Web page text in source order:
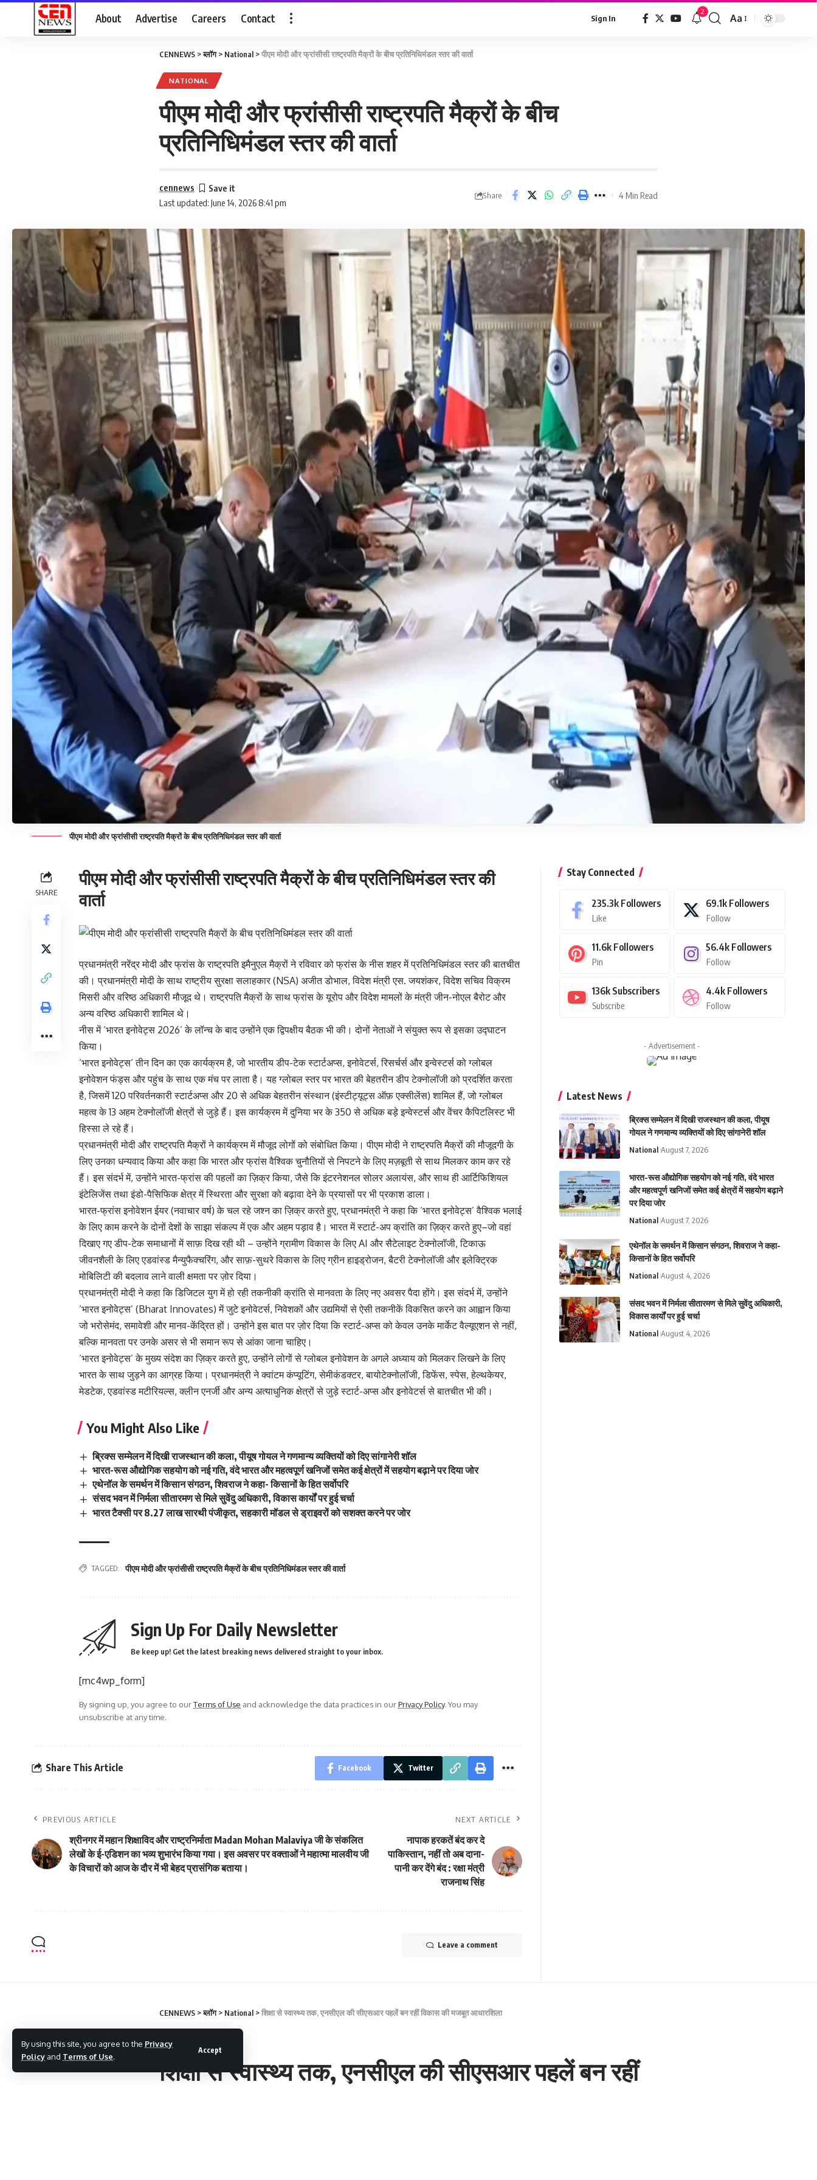
By using this site, you agree to the Privacy
Policy and Terms of Use.
Accept
About Advertise Careers Contact Sign In
2
Aa
CENNEWS >ब्लॉग> National >पीएम मोदी और फ्रांसीसी राष्ट्रपति मैक्रों के बीच प्रतिनिधिमंडल स्तर की वार्ता
NATIONAL
पीएम मोदी और फ्रांसीसी राष्ट्रपति मैक्रों के बीच
प्रतिनिधिमंडल स्तर की वार्ता
Last updated: June 14, 2026 8:41 pm
cennews
Share 4 Min Read
पीएम मोदी और फ्रांसीसी राष्ट्रपति मैक्रों के बीच प्रतिनिधिमंडल स्तर की वार्ता
SHARE
पीएम मोदी और फ्रांसीसी राष्ट्रपति मैक्रों के बीच प्रतिनिधिमंडल स्तर की
वार्ता
प्रधानमंत्री नरेंद्र मोदी और फ्रांस के राष्ट्रपति इमैनुएल मैक्रों ने रविवार को फ्रांस के नीस शहर में प्रतिनिधिमंडल स्तर की बातचीत
की। प्रधानमंत्री मोदी के साथ राष्ट्रीय सुरक्षा सलाहकार (NSA) अजीत डोभाल, विदेश मंत्री एस. जयशंकर, विदेश सचिव विक्रम
मिसरी और वरिष्ठ अधिकारी मौजूद थे। राष्ट्रपति मैक्रों के साथ फ्रांस के यूरोप और विदेश मामलों के मंत्री जीन-नोएल बैरोट और
अन्य वरिष्ठ अधिकारी शामिल थे।
नीस में ‘भारत इनोवेट्स 2026’ के लॉन्च के बाद उन्होंने एक द्विपक्षीय बैठक भी की। दोनों नेताओं ने संयुक्त रूप से इसका उद्घाटन
किया।
‘भारत इनोवेट्स’ तीन दिन का एक कार्यक्रम है, जो भारतीय डीप-टेक स्टार्टअप्स, इनोवेटर्स, रिसर्चर्स और इन्वेस्टर्स को ग्लोबल
इनोवेशन फंड्स और पहुंच के साथ एक मंच पर लाता है। यह ग्लोबल स्तर पर भारत की बेहतरीन डीप टेक्नोलॉजी को प्रदर्शित करता
है, जिसमें 120 परिवर्तनकारी स्टार्टअप्स और 20 से अधिक बेहतरीन संस्थान (इंस्टीट्यूट्स ऑफ़ एक्सीलेंस) शामिल हैं, जो ग्लोबल
महत्व के 13 अहम टेक्नोलॉजी क्षेत्रों से जुड़े हैं। इस कार्यक्रम में दुनिया भर के 350 से अधिक बड़े इन्वेस्टर्स और वेंचर कैपिटलिस्ट भी
हिस्सा ले रहे हैं।
प्रधानमंत्री मोदी और राष्ट्रपति मैक्रों ने कार्यक्रम में मौजूद लोगों को संबोधित किया। पीएम मोदी ने राष्ट्रपति मैक्रों की मौजूदगी के
लिए उनका धन्यवाद किया और कहा कि भारत और फ्रांस वैश्विक चुनौतियों से निपटने के लिए मज़बूती से साथ मिलकर काम कर रहे
हैं। इस संदर्भ में, उन्होंने भारत-फ्रांस की पहलों का ज़िक्र किया, जैसे कि इंटरनेशनल सोलर अलायंस, और साथ ही आर्टिफिशियल
इंटेलिजेंस तथा इंडो-पैसिफिक क्षेत्र में स्थिरता और सुरक्षा को बढ़ावा देने के प्रयासों पर भी प्रकाश डाला।
भारत-फ्रांस इनोवेशन ईयर (नवाचार वर्ष) के चल रहे जश्न का ज़िक्र करते हुए, प्रधानमंत्री ने कहा कि ‘भारत इनोवेट्स’ वैश्विक भलाई
के लिए काम करने के दोनों देशों के साझा संकल्प में एक और अहम पड़ाव है। भारत में स्टार्ट-अप क्रांति का ज़िक्र करते हुए–जो वहां
दिखाए गए डीप-टेक समाधानों में साफ़ दिख रही थी – उन्होंने ग्रामीण विकास के लिए AI और सैटेलाइट टेक्नोलॉजी, टिकाऊ
जीवनशैली के लिए एडवांस्ड मैन्युफैक्चरिंग, और साफ़-सुथरे विकास के लिए ग्रीन हाइड्रोजन, बैटरी टेक्नोलॉजी और इलेक्ट्रिक
मोबिलिटी की बदलाव लाने वाली क्षमता पर ज़ोर दिया।
प्रधानमंत्री मोदी ने कहा कि डिजिटल युग में हो रही तकनीकी क्रांति से मानवता के लिए नए अवसर पैदा होंगे। इस संदर्भ में, उन्होंने
‘भारत इनोवेट्स’ (Bharat Innovates) में जुटे इनोवेटर्स, निवेशकों और उद्यमियों से ऐसी तकनीकें विकसित करने का आह्वान किया
जो भरोसेमंद, समावेशी और मानव-केंद्रित हों। उन्होंने इस बात पर ज़ोर दिया कि स्टार्ट-अप्स को केवल उनके मार्केट वैल्यूएशन से नहीं,
बल्कि मानवता पर उनके असर से भी समान रूप से आंका जाना चाहिए।
‘भारत इनोवेट्स’ के मुख्य संदेश का ज़िक्र करते हुए, उन्होंने लोगों से ग्लोबल इनोवेशन के अगले अध्याय को मिलकर लिखने के लिए
भारत के साथ जुड़ने का आग्रह किया। प्रधानमंत्री ने क्वांटम कंप्यूटिंग, सेमीकंडक्टर, बायोटेक्नोलॉजी, डिफेंस, स्पेस, हेल्थकेयर,
मेडटेक, एडवांस्ड मटीरियल्स, क्लीन एनर्जी और अन्य अत्याधुनिक क्षेत्रों से जुड़े स्टार्ट-अप्स और इनोवेटर्स से बातचीत भी की।
You Might Also Like
ब्रिक्स सम्मेलन में दिखी राजस्थान की कला, पीयूष गोयल ने गणमान्य व्यक्तियों को दिए सांगानेरी शॉल
भारत-रूस औद्योगिक सहयोग को नई गति, वंदे भारत और महत्वपूर्ण खनिजों समेत कई क्षेत्रों में सहयोग बढ़ाने पर दिया जोर
एथेनॉल के समर्थन में किसान संगठन, शिवराज ने कहा- किसानों के हित सर्वोपरि
संसद भवन में निर्मला सीतारमण से मिले सुवेंदु अधिकारी, विकास कार्यों पर हुई चर्चा
भारत टैक्सी पर 8.27 लाख सारथी पंजीकृत, सहकारी मॉडल से ड्राइवरों को सशक्त करने पर जोर
TAGGED: पीएम मोदी और फ्रांसीसी राष्ट्रपति मैक्रों के बीच प्रतिनिधिमंडल स्तर की वार्ता
Sign Up For Daily Newsletter
Be keep up! Get the latest breaking news delivered straight to your inbox.
[mc4wp_form]
By signing up, you agree to ourTerms of Use and acknowledge the data practices in ourPrivacy Policy. You may
unsubscribe at any time.
Share This Article Facebook Twitter
PREVIOUS ARTICLE
श्रीनगर में महान शिक्षाविद और राष्ट्रनिर्माता Madan Mohan Malaviya जी के संकलित
लेखों के ई-एडिशन का भव्य शुभारंभ किया गया। इस अवसर पर वक्ताओं ने महात्मा मालवीय जी
के विचारों को आज के दौर में भी बेहद प्रासंगिक बताया।
NEXT ARTICLE
नापाक हरकतें बंद कर दे
पाकिस्तान, नहीं तो अब दाना-
पानी कर देंगे बंद : रक्षा मंत्री
राजनाथ सिंह
Leave a comment
Stay Connected
235.3k Followers
Like
69.1k Followers
Follow
11.6k Followers
Pin
56.4k Followers
Follow
136k Subscribers
Subscribe
4.4k Followers
Follow
- Advertisement -
Latest News
ब्रिक्स सम्मेलन में दिखी राजस्थान की कला, पीयूष
गोयल ने गणमान्य व्यक्तियों को दिए सांगानेरी शॉल
National August 7, 2026
भारत-रूस औद्योगिक सहयोग को नई गति, वंदे भारत
और महत्वपूर्ण खनिजों समेत कई क्षेत्रों में सहयोग बढ़ाने
पर दिया जोर
National August 7, 2026
एथेनॉल के समर्थन में किसान संगठन, शिवराज ने कहा-
किसानों के हित सर्वोपरि
National August 4, 2026
संसद भवन में निर्मला सीतारमण से मिले सुवेंदु अधिकारी,
विकास कार्यों पर हुई चर्चा
National August 4, 2026
CENNEWS >ब्लॉग> National >शिक्षा से स्वास्थ्य तक, एनसीएल की सीएसआर पहलें बन रहीं विकास की मजबूत आधारशिला
शिक्षा से स्वास्थ्य तक, एनसीएल की सीएसआर पहलें बन रहीं